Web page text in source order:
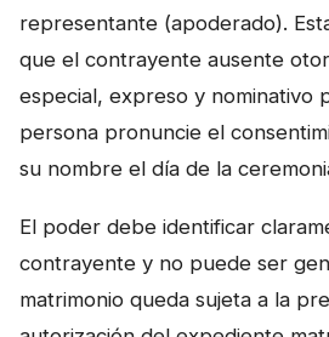
representante (apoderado).
que el contrayente ausente
especial, expreso y nominativo
persona pronuncie el
su nombre el día de la
El poder debe identificar
contrayente y no puede ser
matrimonio queda sujeta a la